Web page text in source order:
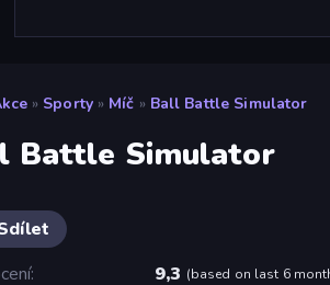
» Sporty » Míč » Ball Battle Simulator
Battle Simulator
9,3 (based on last 6